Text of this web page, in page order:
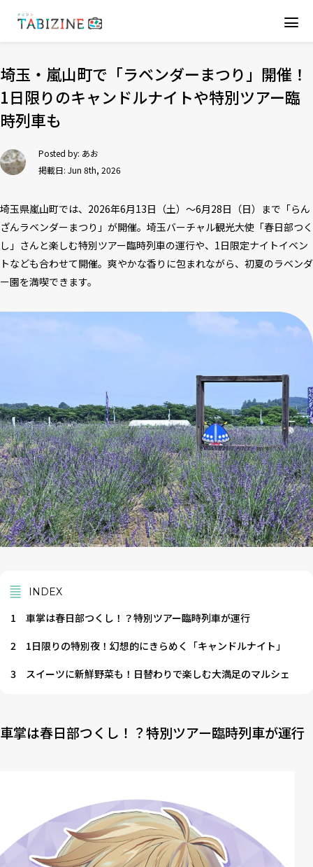
埼玉・嵐山町で「ラベンダーまつり」開催！
1日限りのキャンドルナイトや特別ツアー臨
時列車も
Posted by: あお
掲載日: Jun 8th, 2026
埼玉県嵐山町では、2026年6月13日（土）～6月28日（日）まで「らん
ざんラベンダーまつり」が開催。埼玉バーチャル観光大使「春日部つく
し」さんと楽しむ特別ツアー臨時列車の運行や、1日限定ナイトイベン
トなども合わせて開催。爽やかな香りに包まれながら、初夏のラベンダ
ー園を満喫できます。
INDEX
1
車掌は春日部つくし！？特別ツアー臨時列車が運行
2
1日限りの特別夜！幻想的にきらめく「キャンドルナイト」
3
スイーツに新鮮野菜も！日替わりで楽しむ大満足のマルシェ
車掌は春日部つくし！？特別ツアー臨時列車が運行